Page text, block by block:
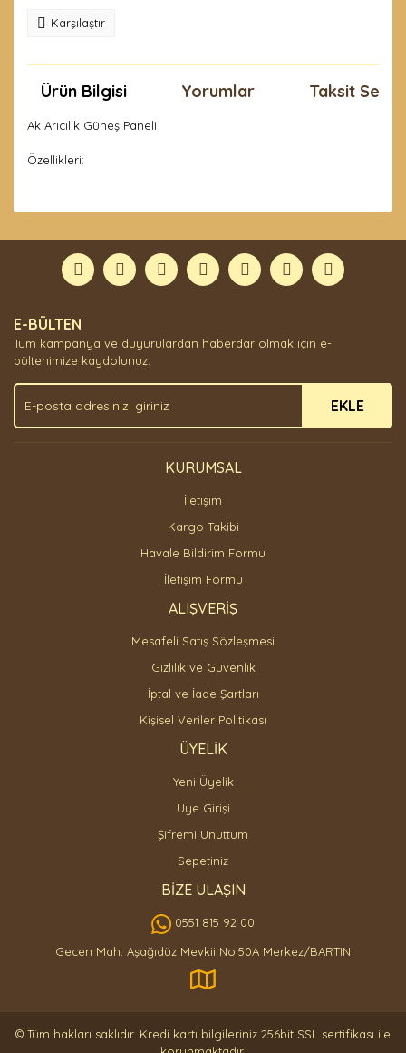
Karşılaştır
Ürün Bilgisi Yorumlar Taksit
Ak Arıcılık Güneş Paneli
Özellikleri:
Yorum Yaz
formunu kullanarak tarafımıza iletebilirsiniz.
Görüş ve önerileriniz için teşekkür ederiz.
Ürün açıklamasında eksik bilgiler bulunuyor.
Ürün bilgilerinde hatalar bulunuyor.
Ürün fiyatı diğer sitelerden daha pahalı.
Bu ürüne benzer farklı alternatifler olmalı.
Gönder
E-BÜLTEN
Tüm kampanya ve duyurulardan haberdar olmak için e-
bültenimize kaydolunuz.
EKLE
KURUMSAL
İletişim
Kargo Takibi
Havale Bildirim Formu
İletişim Formu
ALIŞVERİŞ
Mesafeli Satış Sözleşmesi
Gizlilik ve Güvenlik
İptal ve İade Şartları
Kişisel Veriler Politikası
ÜYELİK
Yeni Üyelik
Üye Girişi
Şifremi Unuttum
Sepetiniz
BİZE ULAŞIN
0551 815 92 00
Gecen Mah. Aşağıdüz Mevkii No:50A Merkez/BARTIN
© Tüm hakları saklıdır. Kredi kartı bilgileriniz 256bit SSL sertifikası ile